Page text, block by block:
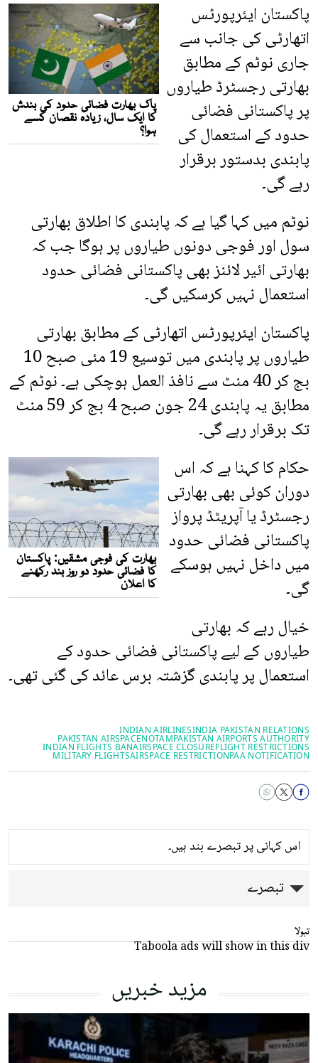
پاکستان ایئرپورٹس
اتھارٹی کی جانب سے
جاری نوٹم کے مطابق
بھارتی رجسٹرڈ طیاروں
پر پاکستانی فضائی
حدود کے استعمال کی
پابندی بدستور برقرار
رہے گی۔
نوٹم میں کہا گیا ہے کہ پابندی کا اطلاق بھارتی
سول اور فوجی دونوں طیاروں پر ہوگا جب کہ
بھارتی ائیر لائنز بھی پاکستانی فضائی حدود
استعمال نہیں کرسکیں گی۔
پاکستان ایئرپورٹس اتھارٹی کے مطابق بھارتی
طیاروں پر پابندی میں توسیع 19 مئی صبح 10
بج کر 40 منٹ سے نافذ العمل ہوچکی ہے۔ نوٹم کے
مطابق یہ پابندی 24 جون صبح 4 بج کر 59 منٹ
تک برقرار رہے گی۔
حکام کا کہنا ہے کہ اس
دوران کوئی بھی بھارتی
رجسٹرڈ یا آپریٹڈ پرواز
پاکستانی فضائی حدود
میں داخل نہیں ہوسکے
گی۔
خیال رہے کہ بھارتی
طیاروں کے لیے پاکستانی فضائی حدود کے
استعمال پر پابندی گزشتہ برس عائد کی گئی تھی۔
INDIA PAKISTAN RELATIONS
INDIAN AIRLINES
PAKISTAN AIRPORTS AUTHORITY
NOTAM
PAKISTAN AIRSPACE
FLIGHT RESTRICTIONS
AIRSPACE CLOSURE
INDIAN FLIGHTS BAN
PAA NOTIFICATION
AIRSPACE RESTRICTION
MILITARY FLIGHTS
اس کہانی پر تبصرے بند ہیں۔
تبصرے
تبولا
Taboola ads will show in this div
مزید خبریں